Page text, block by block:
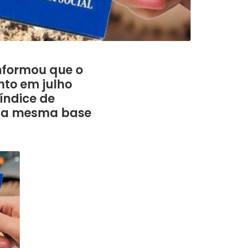
que o
em julho
de
mesma base